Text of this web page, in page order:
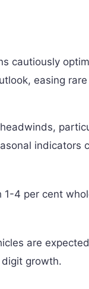
cautiously
easing
indicators
4 per cent
are
growth.